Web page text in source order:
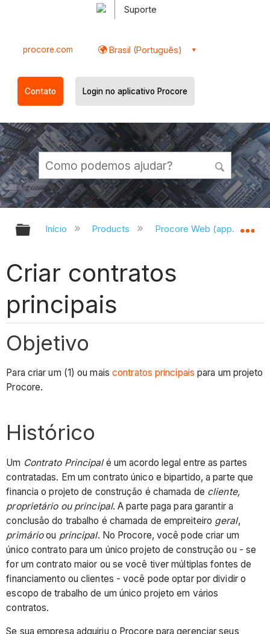
Suporte
procore.com Brasil (Português)
Contato Login no aplicativo Procore
Expandir/recolher hierarquia
Início Products Procore Web
Criar contratos
principais
Objetivo
Para criar um (1) ou mais contratos principais para um projeto
Procore.
Histórico
Um Contrato Principalé um acordo legal entre as partes
contratadas. Em um contrato único e bipartido, a parte que
financia o projeto de construção é chamada de cliente,
proprietário ou principal. A parte paga para garantir a
conclusão do trabalho é chamada de empreiteiro geral,
primárioou principal. No Procore, você pode criar um
único contrato para um único projeto de construção ou - se
for um contrato maior ou se você tiver múltiplas fontes de
financiamento ou clientes - você pode optar por dividir o
escopo de trabalho de um único projeto em vários
contratos.
Se sua empresa adquiriu o Procore para gerenciar seus